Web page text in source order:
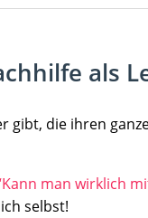
als
gibt, die ihren
man wirklich
selbst!